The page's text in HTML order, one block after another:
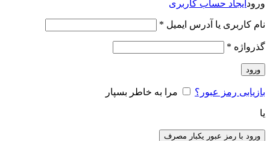
ورود ایجاد حساب کاربری
نام کاربری یا آدرس ایمیل *
گذرواژه *
ورود
بازیابی رمز عبور؟ مرا به خاطر بسپار
یا
ورود با رمز عبور یکبار مصرف